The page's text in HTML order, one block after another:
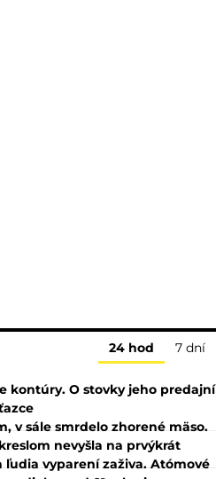
24 hod 7 dní
kontúry. O stovky jeho predajní
v sále smrdelo zhorené mäso.
nevyšla na prvýkrát
vyparení zaživa. Atómové